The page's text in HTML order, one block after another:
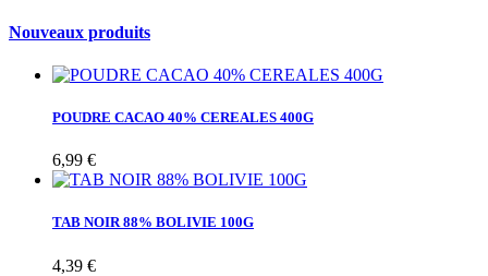
Nouveaux produits
POUDRE CACAO 40% CEREALES 400G
6,99 €
TAB NOIR 88% BOLIVIE 100G
4,39 €